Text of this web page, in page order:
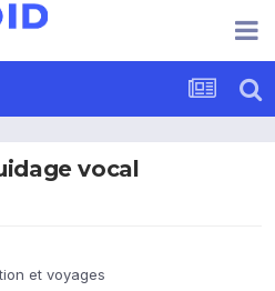
vocal
et voyages